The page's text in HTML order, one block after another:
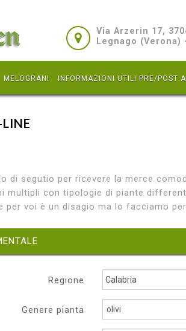
Via Arzerin 17,
Legnago (Verona)
MELOGRANI INFORMAZIONI UTILI PRE/POST
di segutio per ricevere la merce
multipli con tipologie di piante
per voi è un disagio ma lo facciamo
Regione
Genere pianta